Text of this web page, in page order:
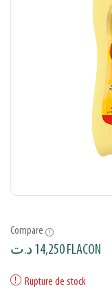
Compare
14,250د.ت FLACON
Rupture de stock